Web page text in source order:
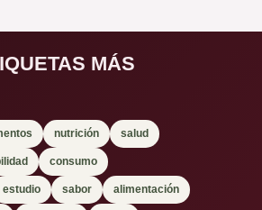
MÁS
nutrición salud
consumo
estudio sabor alimentación